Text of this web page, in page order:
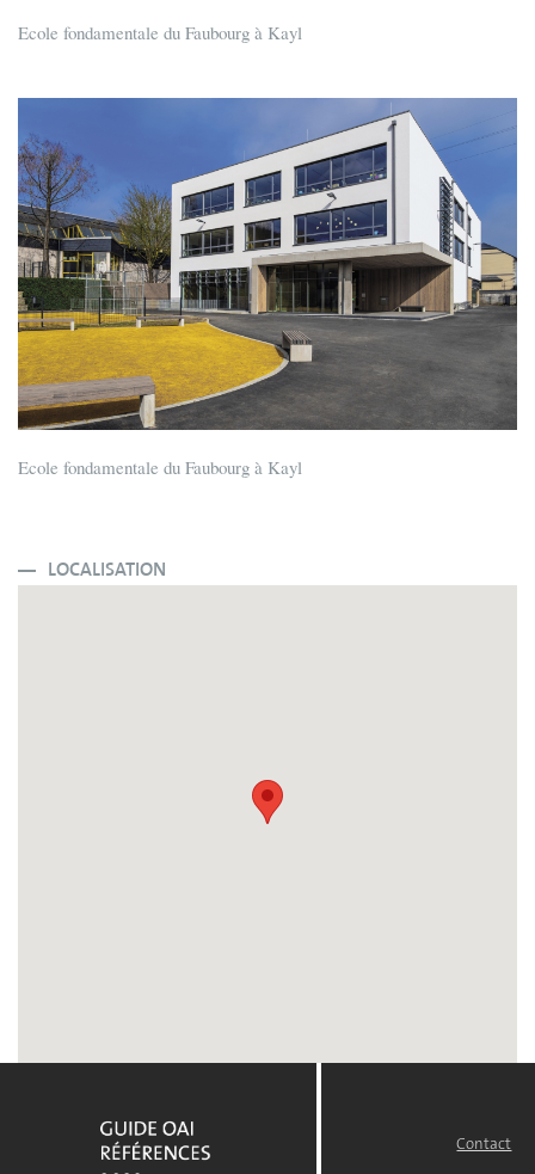
Ecole fondamentale du Faubourg à Kayl
Ecole fondamentale du Faubourg à Kayl
LOCALISATION
Contact